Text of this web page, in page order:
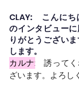
CLAY:　こんにち
のインタビュー
りがとうござい
します。
カルナ:
誘って
ざいます。よろし